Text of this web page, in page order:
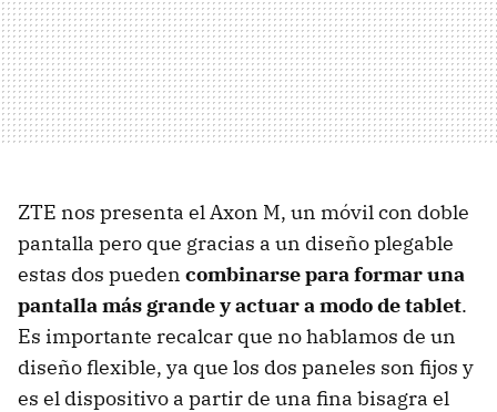
ZTE nos presenta el Axon M, un móvil con doble
pantalla pero que gracias a un diseño plegable
estas dos pueden combinarse para formar una
pantalla más grande y actuar a modo de tablet.
Es importante recalcar que no hablamos de un
diseño flexible, ya que los dos paneles son fijos y
es el dispositivo a partir de una fina bisagra el